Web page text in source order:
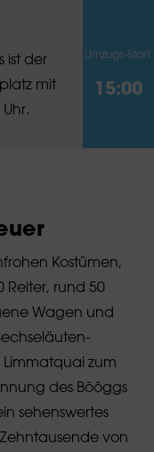
ist der
mit
Umzugs-Start
15:00
Kostümen,
Reiter, rund 50
Wagen und
zum
des Bööggs
sehenswertes
von